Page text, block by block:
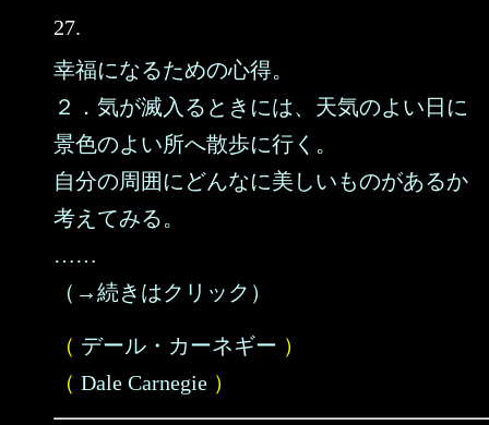
27.
幸福になるための心得。
２．気が滅入るときには、天気のよい日に
景色のよい所へ散歩に行く。
自分の周囲にどんなに美しいものがあるか
考えてみる。
……
（→続きはクリック）
（ デール・カーネギー ）
（ Dale Carnegie ）